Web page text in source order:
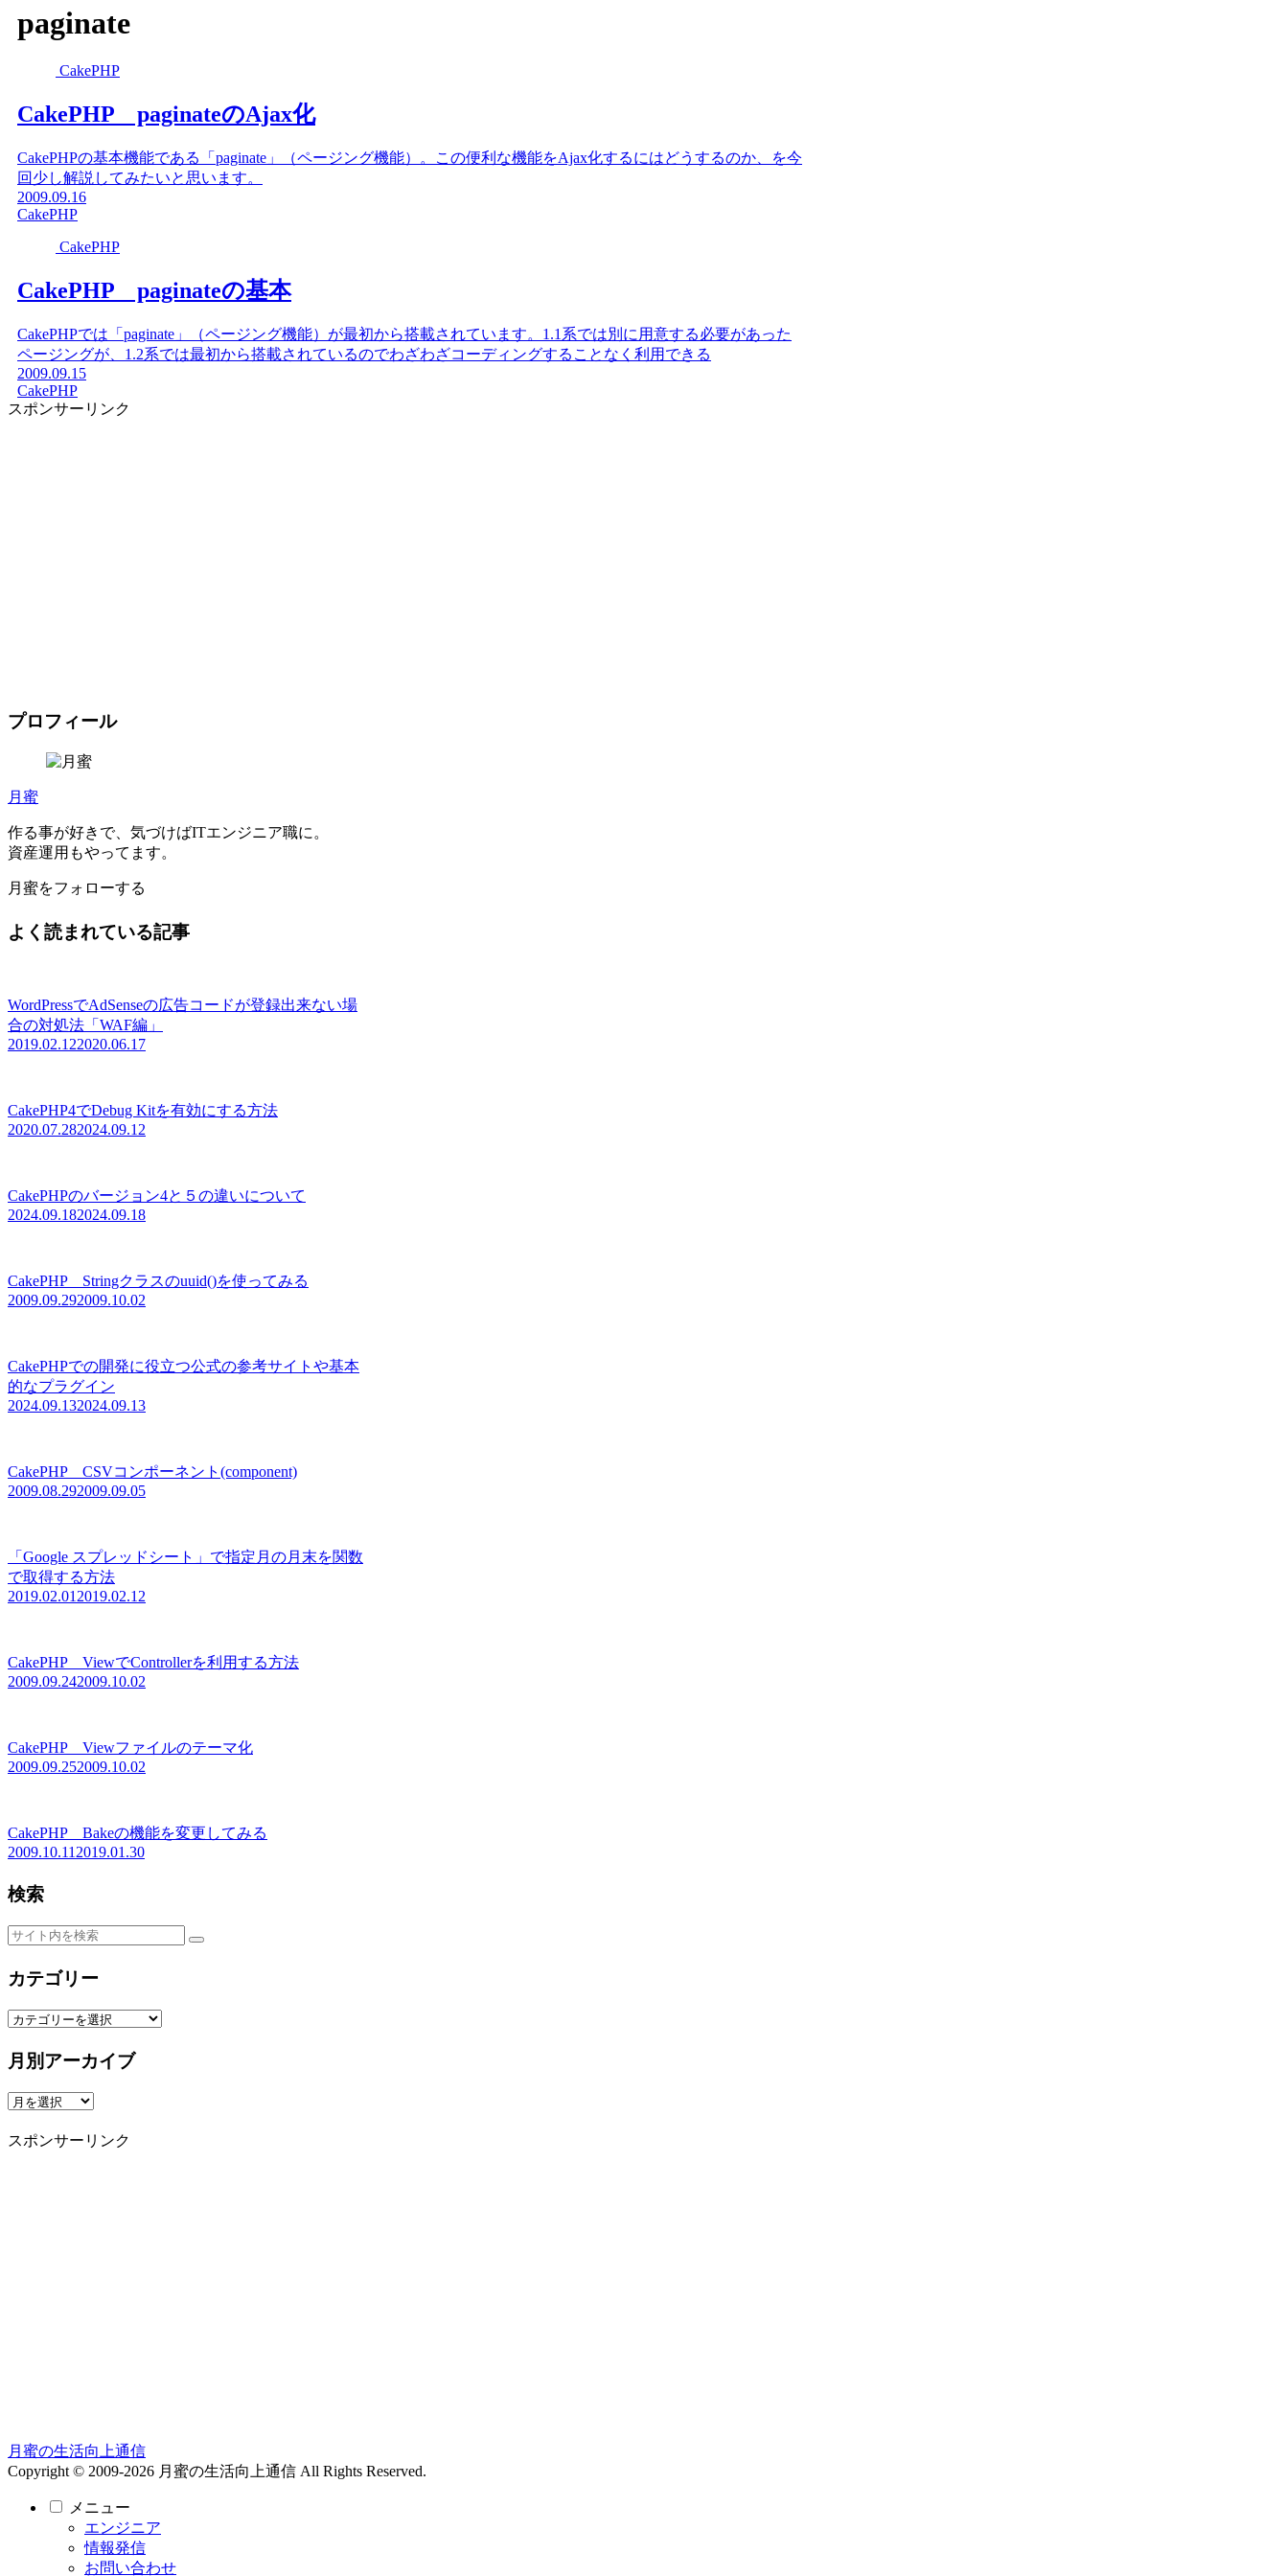
paginate
CakePHP
CakePHP paginateのAjax化
CakePHPの基本機能である「paginate」（ページング機能）。この便利な機能をAjax化するにはどうするのか、を今
回少し解説してみたいと思います。
2009.09.16
CakePHP
CakePHP
CakePHP paginateの基本
CakePHPでは「paginate」（ページング機能）が最初から搭載されています。1.1系では別に用意する必要があった
ページングが、1.2系では最初から搭載されているのでわざわざコーディングすることなく利用できる
2009.09.15
CakePHP
スポンサーリンク
プロフィール
月蜜
作る事が好きで、気づけばITエンジニア職に。
資産運用もやってます。
月蜜をフォローする
よく読まれている記事
WordPressでAdSenseの広告コードが登録出来ない場
合の対処法「WAF編」
2019.02.122020.06.17
CakePHP4でDebug Kitを有効にする方法
2020.07.282024.09.12
CakePHPのバージョン4と５の違いについて
2024.09.182024.09.18
CakePHP Stringクラスのuuid()を使ってみる
2009.09.292009.10.02
CakePHPでの開発に役立つ公式の参考サイトや基本
的なプラグイン
2024.09.132024.09.13
CakePHP CSVコンポーネント(component)
2009.08.292009.09.05
「Google スプレッドシート」で指定月の月末を関数
で取得する方法
2019.02.01 2019.02.12
CakePHP ViewでControllerを利用する方法
2009.09.242009.10.02
CakePHP Viewファイルのテーマ化
2009.09.252009.10.02
CakePHP Bakeの機能を変更してみる
2009.10.11 2019.01.30
検索
カテゴリー
カ
ゴ
ー
月別アーカイブ
月
ア
スポンサーリンク
月蜜の生活向上通信
Copyright © 2009-2026 月蜜の生活向上通信 All Rights Reserved.
メニュー
エンジニア
情報発信
お問い合わせ